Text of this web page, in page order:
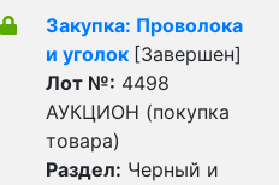
Закупка: Проволока
и уголок [Завершен]
Лот №: 4498
АУКЦИОН (покупка
товара)
Раздел: Черный и